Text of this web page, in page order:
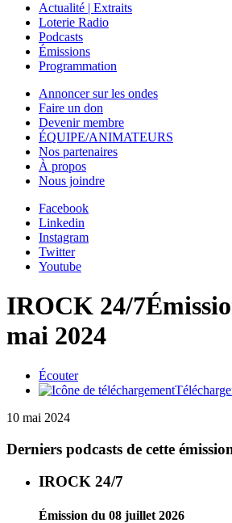
Actualité | Extraits
Loterie Radio
Podcasts
Émissions
Programmation
Annoncer sur les ondes
Faire un don
Devenir membre
ÉQUIPE/ANIMATEURS
Nos partenaires
À propos
Nous joindre
Facebook
Linkedin
Instagram
Twitter
Youtube
IROCK 24/7
mai 2024
Écouter
10 mai 2024
Derniers podcasts de cette
IROCK 24/7
Émission du 08 juillet 2026